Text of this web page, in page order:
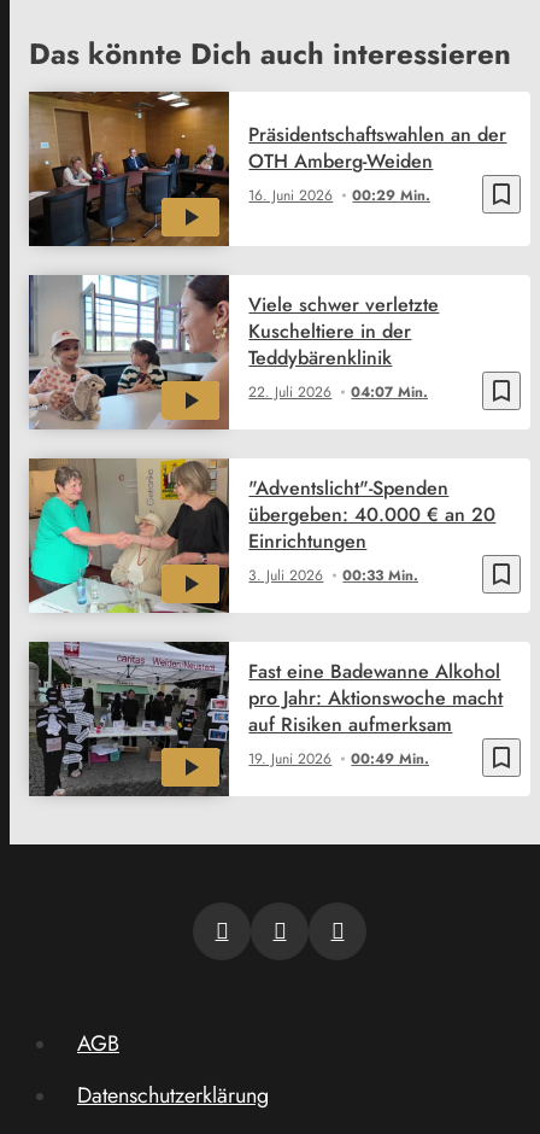
Das könnte Dich auch interessieren
bookmark_border
16. Juni 2026 00:29 Min.
Präsidentschaftswahlen an der
OTH Amberg-Weiden
bookmark_border
22. Juli 2026 04:07 Min.
Viele schwer verletzte
Kuscheltiere in der
Teddybärenklinik
bookmark_border
3. Juli 2026 00:33 Min.
"Adventslicht"-Spenden
übergeben: 40.000 € an 20
Einrichtungen
bookmark_border
19. Juni 2026 00:49 Min.
Fast eine Badewanne Alkohol
pro Jahr: Aktionswoche macht
auf Risiken aufmerksam
AGB
Datenschutzerklärung